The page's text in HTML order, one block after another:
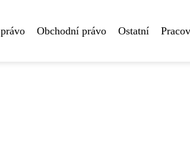
Obchodní právo Ostatní